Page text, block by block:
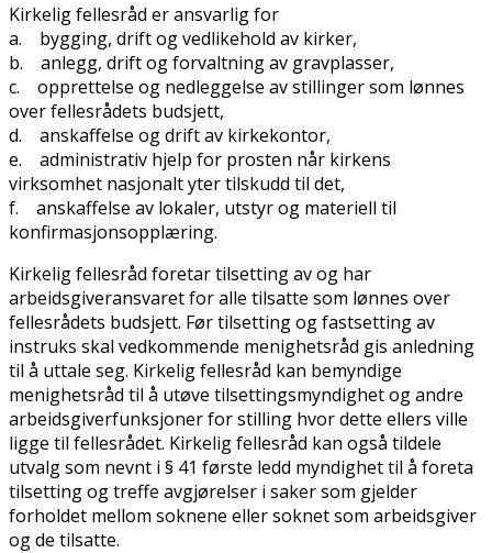
Kirkelig fellesråd er ansvarlig for
a. bygging, drift og vedlikehold av kirker,
b. anlegg, drift og forvaltning av gravplasser,
c. opprettelse og nedleggelse av stillinger som lønnes
over fellesrådets budsjett,
d. anskaffelse og drift av kirkekontor,
e. administrativ hjelp for prosten når kirkens
virksomhet nasjonalt yter tilskudd til det,
f. anskaffelse av lokaler, utstyr og materiell til
konfirmasjonsopplæring.
Kirkelig fellesråd foretar tilsetting av og har
arbeidsgiveransvaret for alle tilsatte som lønnes over
fellesrådets budsjett. Før tilsetting og fastsetting av
instruks skal vedkommende menighetsråd gis anledning
til å uttale seg. Kirkelig fellesråd kan bemyndige
menighetsråd til å utøve tilsettingsmyndighet og andre
arbeidsgiverfunksjoner for stilling hvor dette ellers ville
ligge til fellesrådet. Kirkelig fellesråd kan også tildele
utvalg som nevnt i § 41 første ledd myndighet til å foreta
tilsetting og treffe avgjørelser i saker som gjelder
forholdet mellom soknene eller soknet som arbeidsgiver
og de tilsatte.